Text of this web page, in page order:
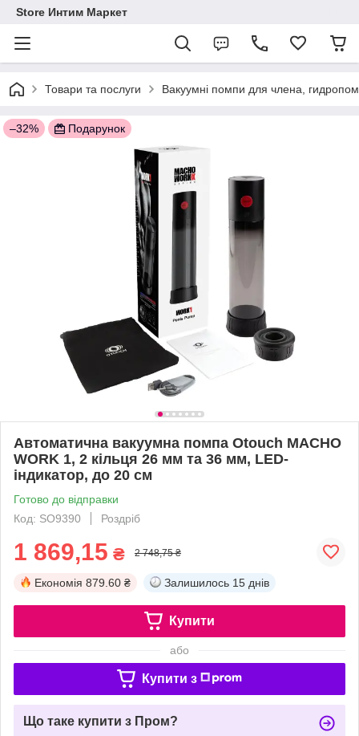
Store Интим Маркет
Товари та послуги Вакуумні помпи для члена,
–32% Подарунок
Автоматична вакуумна помпа Otouch MACHO
WORK 1, 2 кільця 26 мм та 36 мм, LED-
індикатор, до 20 см
Готово до відправки
Код: SO9390
Роздріб
1 869,15 ₴ 2 748,75 ₴
Економія 879.60 ₴ Залишилось 15 днів
Купити
або
Купити з
Що таке купити з Пром?